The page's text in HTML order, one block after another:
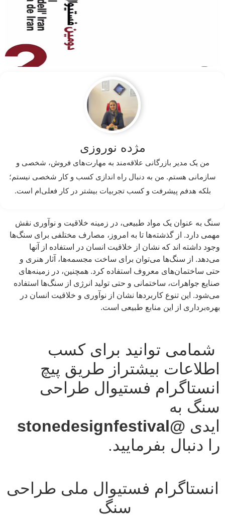
مژده نوروزی
من یک مدیر بازرگانی علاقه‌مند به مهارت‌های فروش، شخصی و
سازمانی هستم. من به دنبال راه اندازی کسب و کار شخصی نیستم؛
بلکه هدفم پیشرفت و کسب تجربیات بیشتر در کار فعلی‌ام است.
سنگ به عنوان یک مواد طبیعی، در زمینه خلاقیت و نوآوری نقش
مهمی دارد. از گذشته‌ها تا به امروز، مصارف مختلفی برای سنگ‌ها
وجود داشته اند که نشان از خلاقیت انسان در استفاده از آنها
می‌دهد. از سنگ‌ها می‌توان برای ساخت مجسمه‌ها، آثار هنری و
حتی ساختمان‌های معروف استفاده کرد. همچنین، در زمینه‌های
صنایع جواهرات، ساختمانی و حتی تولید انرژی از سنگ‌ها استفاده
می‌شود. این تنوع کاربردها نشان از نوآوری و خلاقیت انسان در
بهره‌برداری از این منابع طبیعی است.
شمامی توانید برای کسب
اطلاعات بیشتراز طریق پیچ
انستاگرام فستیوال طراحی
سنگ به
ایدی @stonedesignfestival
را دنبال بفرمایید.
انستاگرام فستیوال ملی طراحی
سنگ